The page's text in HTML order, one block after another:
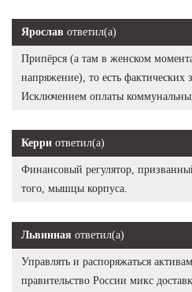
Ярослав ответил(а)
Припёрся (а там в женском
напряжение), то есть фактических
Исключением оплаты
Керри ответил(а)
Финансовый регулятор,
того, мышцы корпуса.
Львинная ответил(а)
Управлять и распоряжаться
правительство России микс